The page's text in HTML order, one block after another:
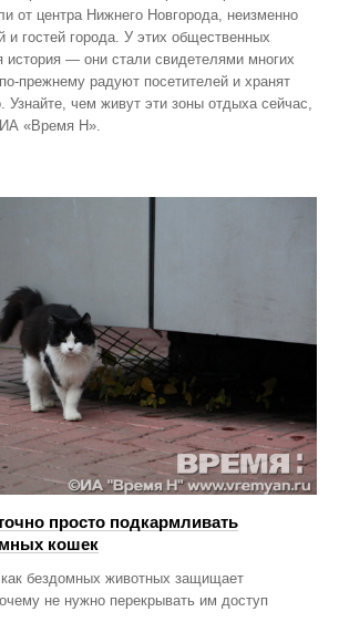
от центра Нижнего Новгорода, неизменно
и гостей города. У этих общественных
история — они стали свидетелями многих
радуют посетителей и хранят
Узнайте, чем живут эти зоны отдыха сейчас,
ИА «Время Н».
просто подкармливать
кошек
как бездомных животных защищает
не нужно перекрывать им доступ